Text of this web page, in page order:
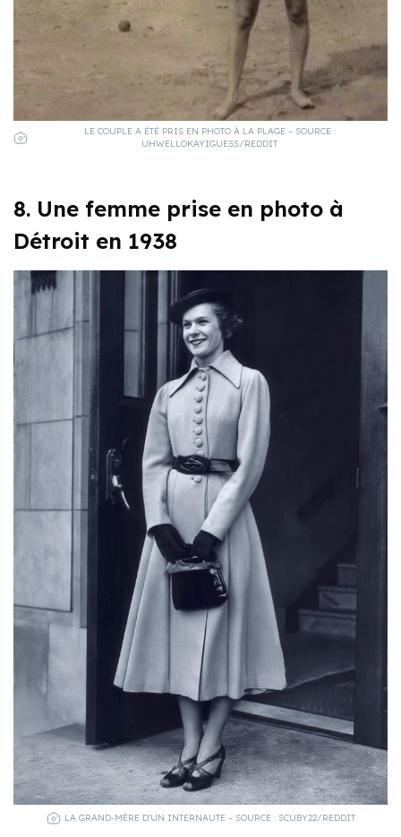
LE COUPLE A ÉTÉ PRIS EN PHOTO À LA PLAGE – SOURCE :
UHWELLOKAYIGUESS/REDDIT
8. Une femme prise en photo à
Détroit en 1938
LA GRAND-MÈRE D’UN INTERNAUTE – SOURCE : SCUBY22/REDDIT